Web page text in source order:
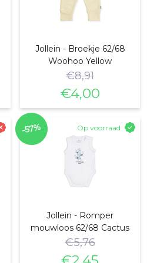
Jollein - Broekje 62/68
Woohoo Yellow
€8,91
Oorspronkelijke
prijs
was:
€4,00
Huidige
prijs
is:
€4,00.
Op voorraad
-57%
Jollein - Romper
mouwloos 62/68 Cactus
€5,76